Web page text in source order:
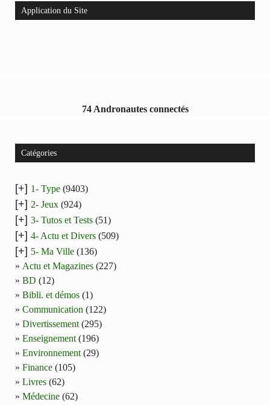
Application du Site
74 Andronautes connectés
Catégories
[+] 1- Type (9403)
[+] 2- Jeux (924)
[+] 3- Tutos et Tests (51)
[+] 4- Actu et Divers (509)
[+] 5- Ma Ville (136)
Actu et Magazines (227)
BD (12)
Bibli. et démos (1)
Communication (122)
Divertissement (295)
Enseignement (196)
Environnement (29)
Finance (105)
Livres (62)
Médecine (62)